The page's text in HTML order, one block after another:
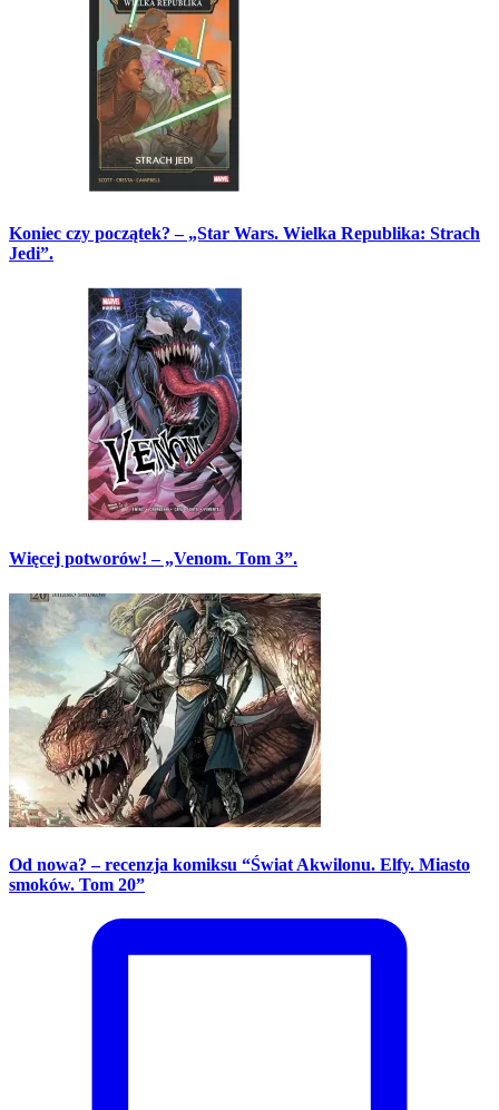
Koniec czy początek? – „Star Wars. Wielka Republika: Strach
Jedi”.
Więcej potworów! – „Venom. Tom 3”.
Od nowa? – recenzja komiksu “Świat Akwilonu. Elfy. Miasto
smoków. Tom 20”